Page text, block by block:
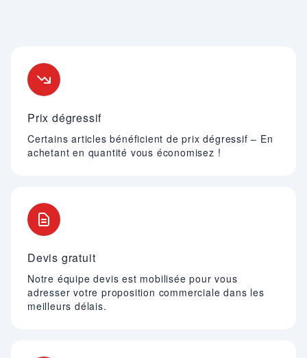
Prix dégressif
Certains articles bénéficient de prix dégressif – En
achetant en quantité vous économisez !
Devis gratuit
Notre équipe devis est mobilisée pour vous
adresser votre proposition commerciale dans les
meilleurs délais.